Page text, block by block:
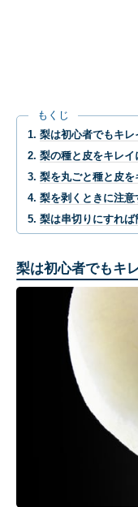
もくじ
梨は初心者でもキレ
梨の種と皮をキレイ
梨を丸ごと種と皮を
梨を剥くときに注意
梨は串切りにすれば
梨は初心者でもキ